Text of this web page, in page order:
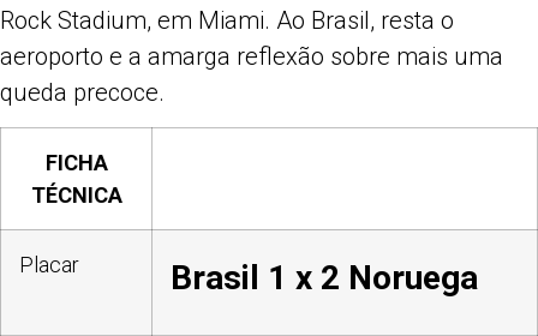
Rock Stadium, em Miami. Ao Brasil, resta o
aeroporto e a amarga reflexão sobre mais uma
queda precoce.
FICHA
TÉCNICA
Placar Brasil 1 x 2 Noruega